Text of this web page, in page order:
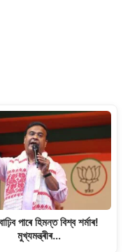
পাৰে হিমন্ত বিশ্ব শৰ্মাৰ!
মুখ্যমন্ত্ৰীৰ…